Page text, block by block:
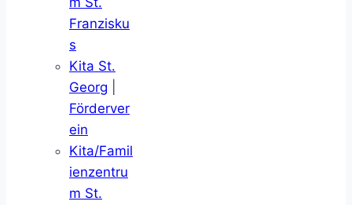
Franzisku
s
Kita St.
Georg
Förderver
ein
Kita/Famil
ienzentru
m St.